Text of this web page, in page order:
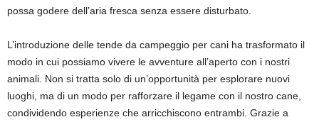
possa godere dell’aria fresca senza essere disturbato.
L’introduzione delle tende da campeggio per cani ha trasformato il
modo in cui possiamo vivere le avventure all’aperto con i nostri
animali. Non si tratta solo di un’opportunità per esplorare nuovi
luoghi, ma di un modo per rafforzare il legame con il nostro cane,
condividendo esperienze che arricchiscono entrambi. Grazie a